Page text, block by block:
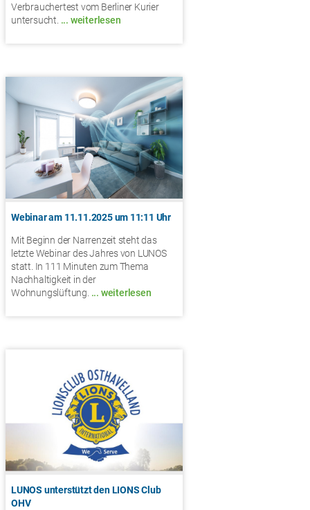
Verbrauchertest vom Berliner Kurier
untersucht. ... weiterlesen
Webinar am 11.11.2025 um 11:11 Uhr
Mit Beginn der Narrenzeit steht das
letzte Webinar des Jahres von LUNOS
statt. In 111 Minuten zum Thema
Nachhaltigkeit in der
Wohnungslüftung. ... weiterlesen
LUNOS unterstützt den LIONS Club
OHV